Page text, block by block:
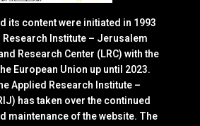
its content were initiated in 1993
Research Institute – Jerusalem
Research Center (LRC) with the
European Union up until 2023.
Applied Research Institute –
has taken over the continued
maintenance of the website. The